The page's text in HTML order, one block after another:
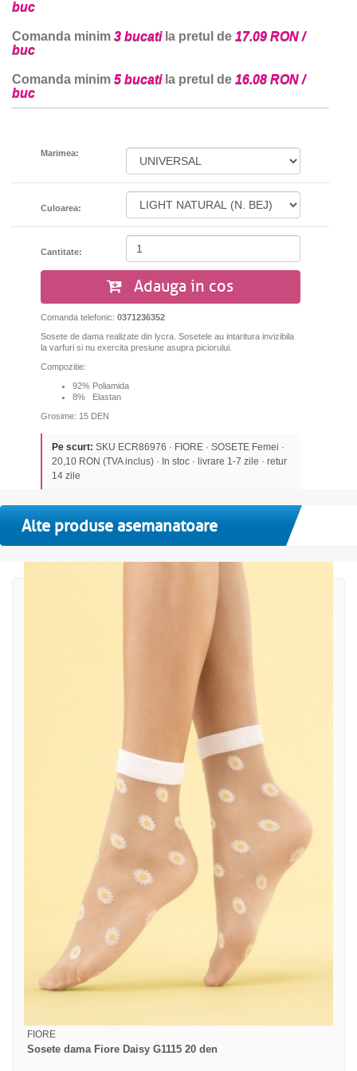
buc
Comanda minim 3 bucatila pretul de 17.09 RON /
buc
Comanda minim 5 bucatila pretul de 16.08 RON /
buc
Marimea:
Culoarea:
Cantitate:
Adauga in cos
Comanda telefonic: 0371236352
Sosete de dama realizate din lycra. Sosetele au intaritura invizibila
la varfuri sinu exercita presiune asupra piciorului.
Compozitie:
92% Poliamida
8% Elastan
Grosime: 15 DEN
Pe scurt: SKU ECR86976 · FIORE · SOSETE Femei ·
20,10 RON (TVA inclus) · In stoc · livrare 1-7 zile · retur
14 zile
Alte produse asemanatoare
FIORE
Sosete dama Fiore Daisy G1115 20 den